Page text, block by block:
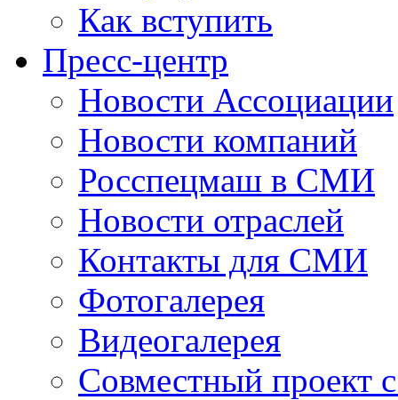
Как вступить
Пресс-центр
Новости Ассоциации
Новости компаний
Росспецмаш в СМИ
Новости отраслей
Контакты для СМИ
Фотогалерея
Видеогалерея
Совместный проект